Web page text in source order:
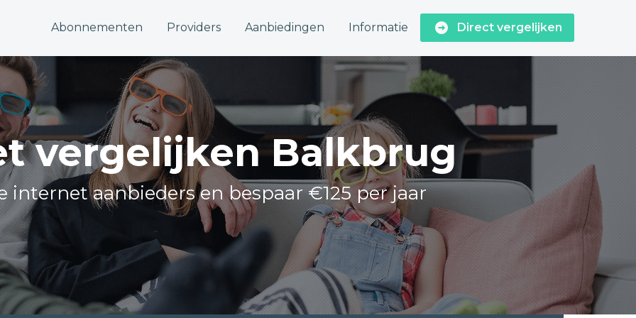
Abonnementen Providers Aanbiedingen Informatie Direct vergelijken
vergelijken Balkbrug
internet aanbieders en bespaar €125 per jaar